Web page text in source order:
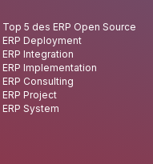
Top 5 des ERP Open Source
ERP Deployment
ERP Integration
ERP Implementation
ERP Consulting
ERP Project
ERP System